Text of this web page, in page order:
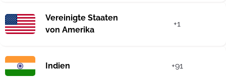
Vereinigte Staaten
von Amerika
+1
Indien +91